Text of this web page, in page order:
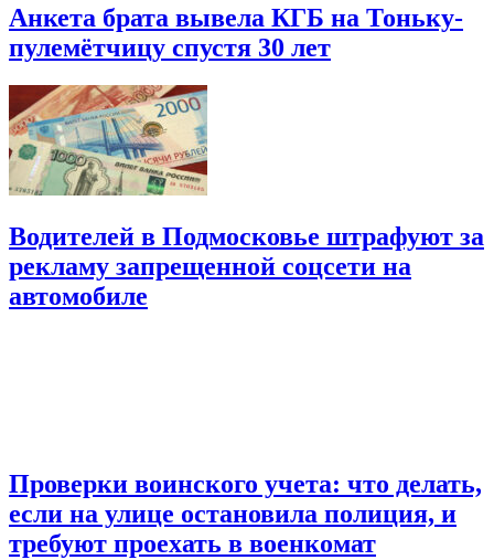
Анкета брата вывела КГБ на Тоньку-
пулемётчицу спустя 30 лет
Водителей в Подмосковье штрафуют за
рекламу запрещенной соцсети на
автомобиле
Проверки воинского учета: что делать,
если на улице остановила полиция, и
требуют проехать в военкомат